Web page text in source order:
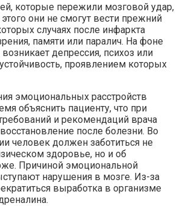
которые пережили мозговой удар,
они не смогут вести прежний
случаях после инфаркта
памяти или паралич. На фоне
депрессия, психоз или
проявлением которых
эмоциональных расстройств
объяснить пациенту, что при
и рекомендаций врача
после болезни. Во
человек должен заботиться не
здоровье, но и об
Причиной эмоциональной
нарушения в мозге. Из-за
выработка в организме